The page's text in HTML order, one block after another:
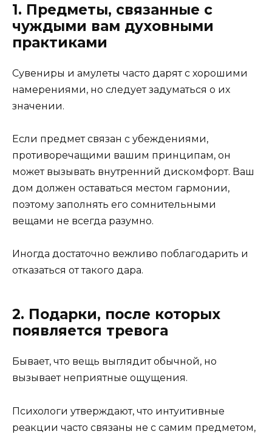
1. Предметы, связанные с
чуждыми вам духовными
практиками
Сувениры и амулеты часто дарят с хорошими
намерениями, но следует задуматься о их
значении.
Если предмет связан с убеждениями,
противоречащими вашим принципам, он
может вызывать внутренний дискомфорт. Ваш
дом должен оставаться местом гармонии,
поэтому заполнять его сомнительными
вещами не всегда разумно.
Иногда достаточно вежливо поблагодарить и
отказаться от такого дара.
2. Подарки, после которых
появляется тревога
Бывает, что вещь выглядит обычной, но
вызывает неприятные ощущения.
Психологи утверждают, что интуитивные
реакции часто связаны не с самим предметом,